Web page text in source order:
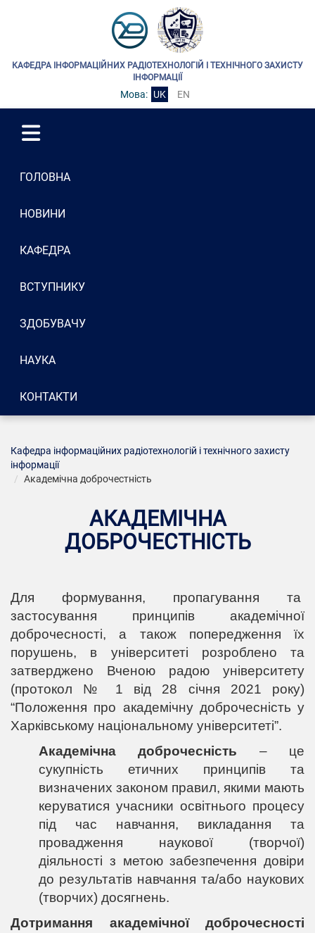
КАФЕДРА ІНФОРМАЦІЙНИХ РАДІОТЕХНОЛОГІЙ І ТЕХНІЧНОГО ЗАХИСТУ
ІНФОРМАЦІЇ
Мова: UK EN
ГОЛОВНА
НОВИНИ
КАФЕДРА
ВСТУПНИКУ
ЗДОБУВАЧУ
НАУКА
КОНТАКТИ
Кафедра інформаційних радіотехнологій і технічного захисту
інформації
Академічна доброчестність
АКАДЕМІЧНА
ДОБРОЧЕСТНІСТЬ
Для формування, пропагування та
застосування принципів академічної
доброчесності, а також попередження їх
порушень, в університеті розроблено та
затверджено Вченою радою університету
(протокол № 1 від 28 січня 2021 року)
“Положення про академічну доброчесність у
Харківському національному університеті”.
Академічна доброчесність – це
сукупність етичних принципів та
визначених законом правил, якими мають
керуватися учасники освітнього процесу
під час навчання, викладання та
провадження наукової (творчої)
діяльності з метою забезпечення довіри
до результатів навчання та/або наукових
(творчих) досягнень.
Дотримання академічної доброчесності